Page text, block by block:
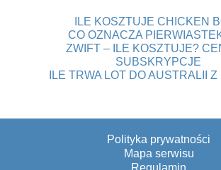
ILE KOSZTUJE CHICKEN
CO OZNACZA
ZWIFT – ILE KOSZTUJE?
SUBSKRYPCJE
ILE TRWA LOT DO AUSTRALII
Polityka prywatności
Mapa serwisu